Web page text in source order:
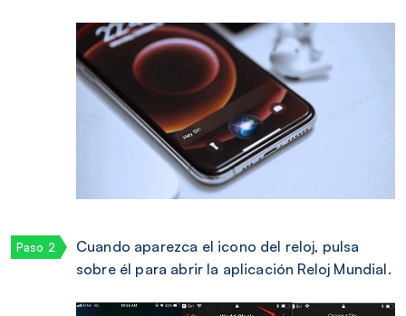
Cuando aparezca el icono del reloj, pulsa
sobre él para abrir la aplicación Reloj Mundial.